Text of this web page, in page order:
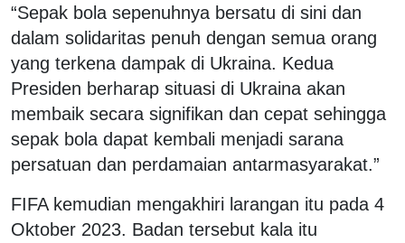
“Sepak bola sepenuhnya bersatu di sini dan
dalam solidaritas penuh dengan semua orang
yang terkena dampak di Ukraina. Kedua
Presiden berharap situasi di Ukraina akan
membaik secara signifikan dan cepat sehingga
sepak bola dapat kembali menjadi sarana
persatuan dan perdamaian antarmasyarakat.”
FIFA kemudian mengakhiri larangan itu pada 4
Oktober 2023. Badan tersebut kala itu